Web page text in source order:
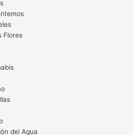
Flores
del Agua